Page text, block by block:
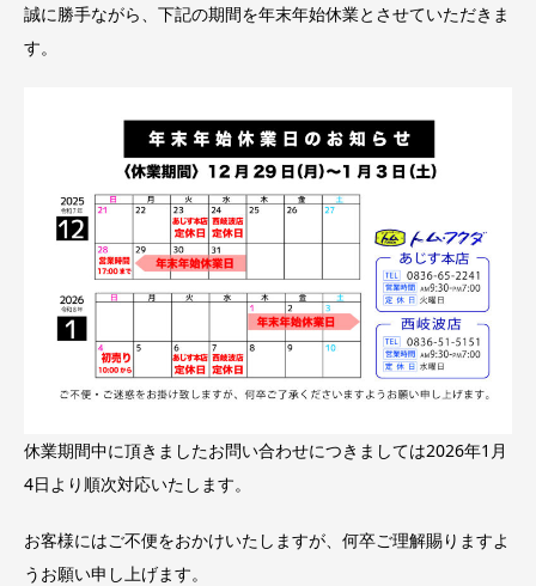
誠に勝手ながら、下記の期間を年末年始休業とさせていただきま
す。
休業期間中に頂きましたお問い合わせにつきましては2026年1月
4日より順次対応いたします。
お客様にはご不便をおかけいたしますが、何卒ご理解賜りますよ
うお願い申し上げます。